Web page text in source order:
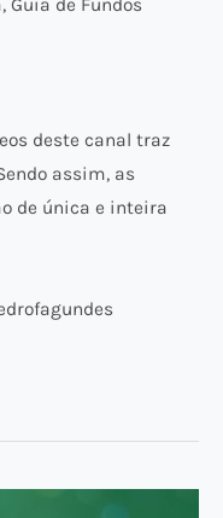
Guia de Fundos
deste canal traz
assim, as
de única e inteira